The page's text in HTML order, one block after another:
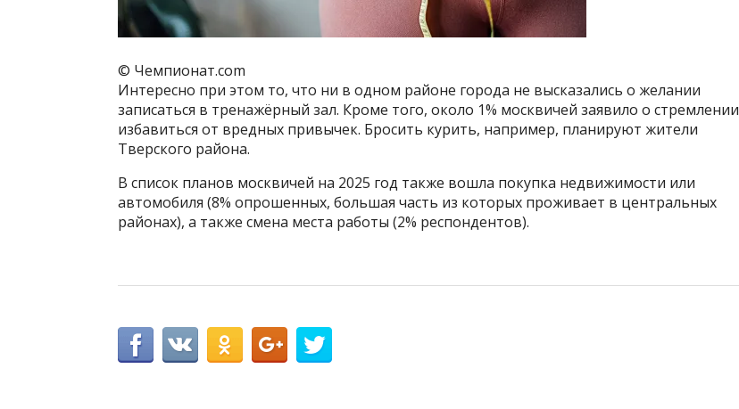
© Чемпионат.com
Интересно при этом то, что ни в одном районе города не высказались о желании
записаться в тренажёрный зал. Кроме того, около 1% москвичей заявило о стремлении
избавиться от вредных привычек. Бросить курить, например, планируют жители
Тверского района.
В список планов москвичей на 2025 год также вошла покупка недвижимости или
автомобиля (8% опрошенных, большая часть из которых проживает в центральных
районах), а также смена места работы (2% респондентов).